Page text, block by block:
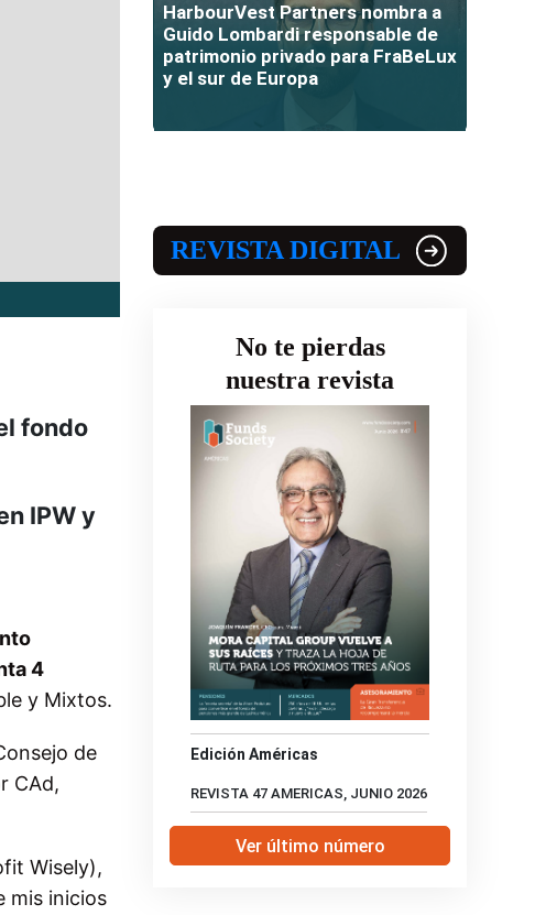
fondo
IPW y
4
y Mixtos.
de
CAd,
Wisely),
mis inicios
HarbourVest Partners nombra a
Guido Lombardi responsable de
patrimonio privado para FraBeLux
y el sur de Europa
REVISTA DIGITAL
No te pierdas
nuestra revista
Edición Américas
REVISTA 47 AMERICAS, JUNIO 2026
Ver último número